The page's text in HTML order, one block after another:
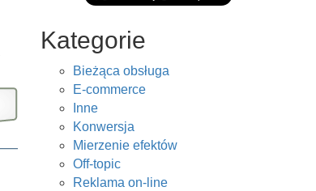
Kategorie
Bieżąca obsługa
E-commerce
Inne
Konwersja
Mierzenie efektów
Off-topic
Reklama on-line